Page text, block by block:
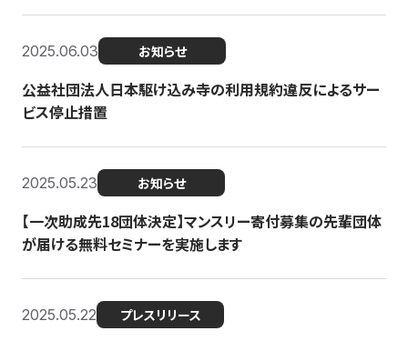
2025.06.03 お知らせ
公益社団法人日本駆け込み寺の利用規約違反によるサー
ビス停止措置
2025.05.23 お知らせ
【一次助成先18団体決定】マンスリー寄付募集の先輩団体
が届ける無料セミナーを実施します
2025.05.22 プレスリリース